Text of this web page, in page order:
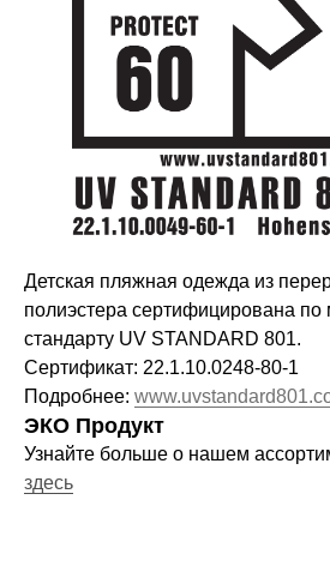
Детская пляжная одежда из
полиэстера сертифицирована
стандарту UV STANDARD 801.
Сертификат: 22.1.10.0248-80-1
Подробнее:
ЭКО Продукт
Узнайте больше о нашем
здесь
узнавайте первыми о наших
Политика конфиденциальности
Блог
Контакты
Информация
Руководства и инструкции